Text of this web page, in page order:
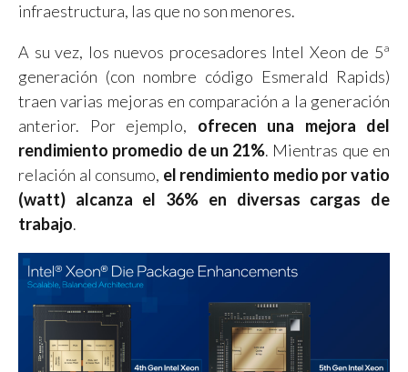
infraestructura, las que no son menores.
A su vez, los nuevos procesadores Intel Xeon de 5ª
generación (con nombre código Esmerald Rapids)
traen varias mejoras en comparación a la generación
anterior. Por ejemplo, ofrecen una mejora del
rendimiento promedio de un 21%. Mientras que en
relación al consumo, el rendimiento medio por vatio
(watt) alcanza el 36% en diversas cargas de
trabajo.